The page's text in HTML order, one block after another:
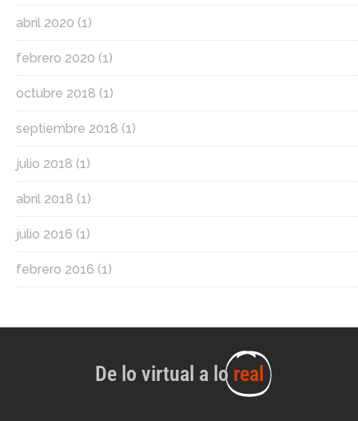
abril 2020 (1)
febrero 2020 (1)
octubre 2018 (1)
septiembre 2018 (1)
julio 2018 (1)
abril 2018 (1)
julio 2016 (1)
febrero 2016 (1)
De lo virtual a lo real